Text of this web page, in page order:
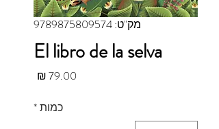
מק"ט: 9789875809574
El libro de la selva
כמות*